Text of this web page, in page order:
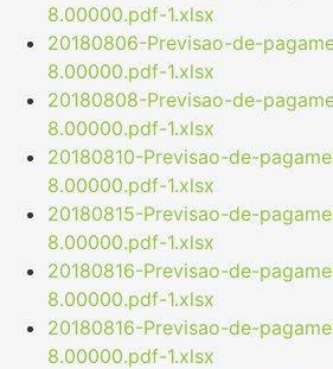
8.00000.pdf-1.xlsx
20180806-Previsao-de-
8.00000.pdf-1.xlsx
20180808-Previsao-de-
8.00000.pdf-1.xlsx
20180810-Previsao-de-
8.00000.pdf-1.xlsx
20180815-Previsao-de-
8.00000.pdf-1.xlsx
20180816-Previsao-de-
8.00000.pdf-1.xlsx
20180816-Previsao-de-
8.00000.pdf-1.xlsx